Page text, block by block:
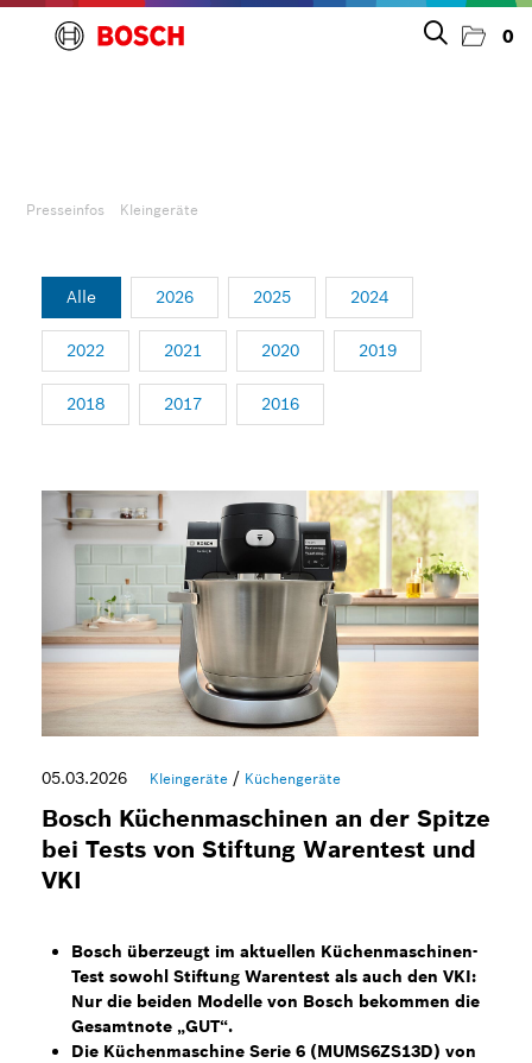
0
Kleingeräte
Bodenpflege
Bilder zum Download
Kontakt
Presseinfos Kleingeräte
Alle 2026 2025 2024
2022 2021 2020 2019
2018 2017 2016
05.03.2026 Kleingeräte / Küchengeräte
Bosch Küchenmaschinen an der Spitze
bei Tests von Stiftung Warentest und
VKI
Bosch überzeugt im aktuellen Küchenmaschinen-
Test sowohl Stiftung Warentest als auch den VKI:
Nur die beiden Modelle von Bosch bekommen die
Gesamtnote „GUT“.
Die Küchenmaschine Serie 6 (MUMS6ZS13D) von